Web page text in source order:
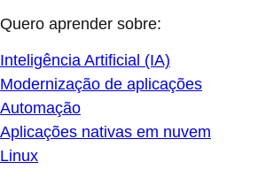
Quero aprender sobre:
Inteligência Artificial (IA)
Modernização de aplicações
Automação
Aplicações nativas em nuvem
Linux